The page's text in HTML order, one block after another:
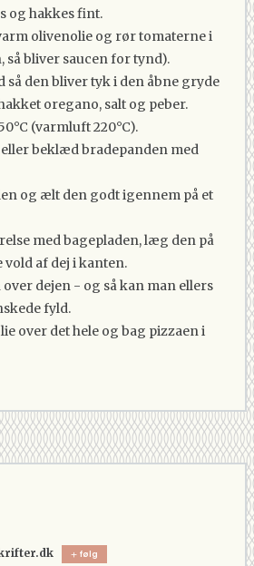
og hakkes fint.
olivenolie og rør tomaterne i
bliver saucen for tynd).
så den bliver tyk i den åbne gryde
oregano, salt og peber.
(varmluft 220°C).
beklæd bradepanden med
og ælt den godt igennem på et
med bagepladen, læg den på
vold af dej i kanten.
dejen - og så kan man ellers
fyld.
over det hele og bag pizzaen i
følg